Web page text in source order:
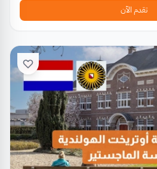
تقدم الآن